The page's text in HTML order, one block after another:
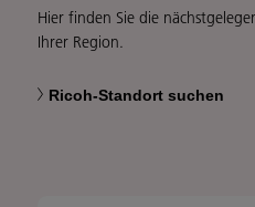
Hier finden Sie die
Ihrer Region.
Ricoh-Standort suchen